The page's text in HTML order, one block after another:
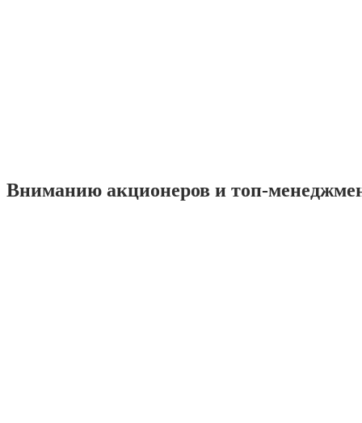
Вниманию акционеров и топ-